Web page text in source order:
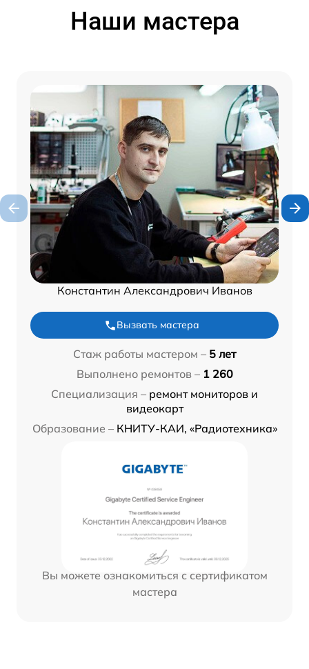
Наши мастера
Константин Александрович Иванов
Вызвать мастера
Стаж работы мастером – 5 лет
Выполнено ремонтов – 1 260
Специализация – ремонт мониторов и
видеокарт
Образование – КНИТУ-КАИ, «Радиотехника»
Вы можете ознакомиться с сертификатом
мастера